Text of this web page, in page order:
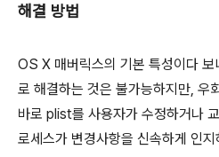
해결 방법
OS X 매버릭스의 기본 특성이다 보
로 해결하는 것은 불가능하지만, 우
바로 plist를 사용자가 수정하거나
로세스가 변경사항을 신속하게 인